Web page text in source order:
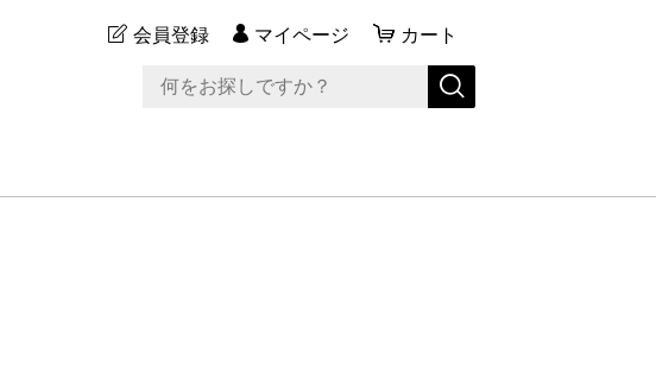
会員登録 マイページ カート